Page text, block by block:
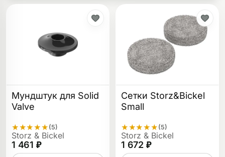
Мундштук для Solid
Valve
★★★★★ (5)
Storz & Bickel
1 461 ₽
Сетки Storz&Bickel
Small
★★★★★ (5)
Storz & Bickel
1 672 ₽